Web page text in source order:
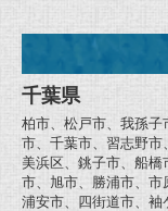
千葉県
柏市、松戸市、我孫
市、千葉市、習志野市
美浜区、銚子市、船
市、旭市、勝浦市、市
浦安市、四街道市、